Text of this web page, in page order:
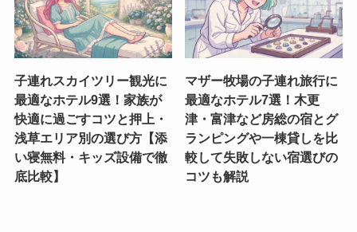
子連れスカイツリー観光に
最適なホテル9選！家族が
快適に過ごすコツと押上・
浅草エリア別の選び方【添
い寝無料・キッズ設備で徹
底比較】
マザー牧場の子連れ旅行に
最適なホテル7選！木更
津・富津など房総の宿とグ
ランピングや一棟貸しを比
較して失敗しない宿選びの
コツも解説